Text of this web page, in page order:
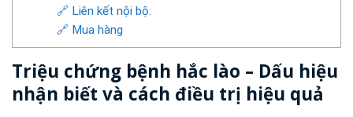
🔗 Liên kết nội bộ:
🔗 Mua hàng
Triệu chứng bệnh hắc lào – Dấu hiệu
nhận biết và cách điều trị hiệu quả